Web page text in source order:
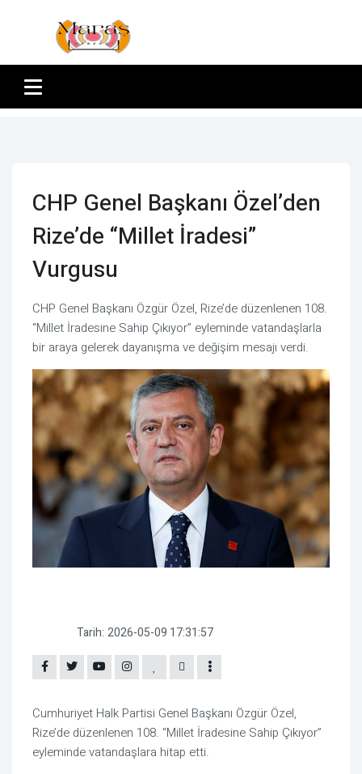
CHP Genel Başkanı Özel’den
Rize’de “Millet İradesi”
Vurgusu
CHP Genel Başkanı Özgür Özel, Rize’de düzenlenen 108.
“Millet İradesine Sahip Çıkıyor” eyleminde vatandaşlarla
bir araya gelerek dayanışma ve değişim mesajı verdi.
Tarih: 2026-05-09 17:31:57
Cumhuriyet Halk Partisi Genel Başkanı Özgür Özel,
Rize’de düzenlenen 108. “Millet İradesine Sahip Çıkıyor”
eyleminde vatandaşlara hitap etti.